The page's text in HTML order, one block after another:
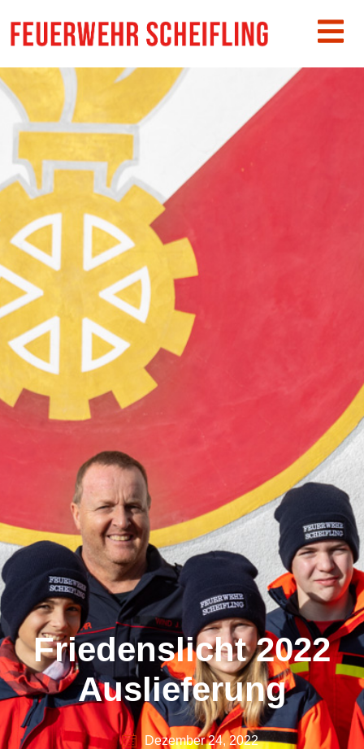
Friedenslicht 2022
Auslieferung
Dezember 24, 2022